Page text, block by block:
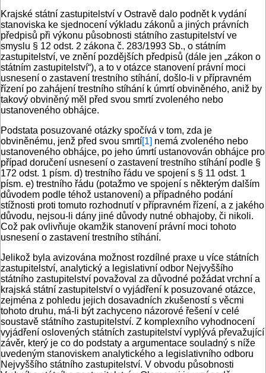
Krajské státní zastupitelství v Ostravě dalo podnět k vydání
stanoviska ke sjednocení výkladu zákonů a jiných právních
předpisů při výkonu působnosti státního zastupitelství ve
smyslu § 12 odst. 2 zákona č. 283/1993 Sb., o státním
zastupitelství, ve znění pozdějších předpisů (dále jen „zákon o
státním zastupitelství“), a to v otázce stanovení právní moci
usnesení o zastavení trestního stíhání, došlo-li v přípravném
řízení po zahájení trestního stíhání k úmrtí obviněného, aniž by
takový obviněný měl před svou smrtí zvoleného nebo
ustanoveného obhájce.
Podstata posuzované otázky spočívá v tom, zda je
obviněnému, jenž před svou smrtí[1] nemá zvoleného nebo
ustanoveného obhájce, po jeho úmrtí ustanovován obhájce pro
případ doručení usnesení o zastavení trestního stíhání podle §
172 odst. 1 písm. d) trestního řádu ve spojení s § 11 odst. 1
písm. e) trestního řádu (potažmo ve spojení s některým dalším
důvodem podle téhož ustanovení) a případného podání
stížnosti proti tomuto rozhodnutí v přípravném řízení, a z jakého
důvodu, nejsou-li dány jiné důvody nutné obhajoby, či nikoli.
Což pak ovlivňuje okamžik stanovení právní moci tohoto
usnesení o zastavení trestního stíhání.
Jelikož byla avizována možnost rozdílné praxe u více státních
zastupitelství, analytický a legislativní odbor Nejvyššího
státního zastupitelství považoval za důvodné požádat vrchní a
krajská státní zastupitelství o vyjádření k posuzované otázce,
zejména z pohledu jejich dosavadních zkušeností s věcmi
tohoto druhu, má-li být zachyceno názorové řešení v celé
soustavě státního zastupitelství. Z komplexního vyhodnocení
vyjádření oslovených státních zastupitelství vyplývá převažující
závěr, který je co do podstaty a argumentace souladný s níže
uvedeným stanoviskem analytického a legislativního odboru
Nejvyššího státního zastupitelství. V obvodu působnosti